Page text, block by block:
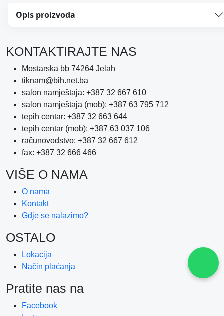
Opis proizvoda
KONTAKTIRAJTE NAS
Mostarska bb 74264 Jelah
tiknam@bih.net.ba
salon namještaja: +387 32 667 610
salon namještaja (mob): +387 63 795 712
tepih centar: +387 32 663 644
tepih centar (mob): +387 63 037 106
računovodstvo: +387 32 667 612
fax: +387 32 666 466
VIŠE O NAMA
O nama
Kontakt
Gdje se nalazimo?
OSTALO
Lokacija
Način plaćanja
Pratite nas na
Facebook